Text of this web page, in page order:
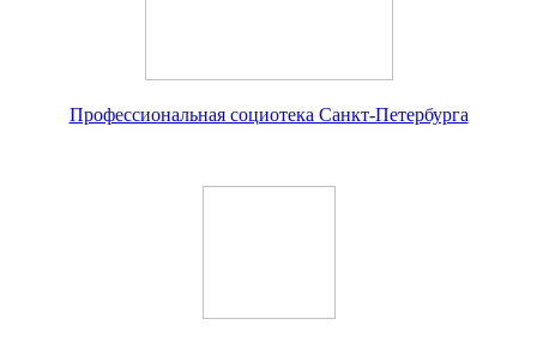
Профессиональная социотека Санкт-Петербурга